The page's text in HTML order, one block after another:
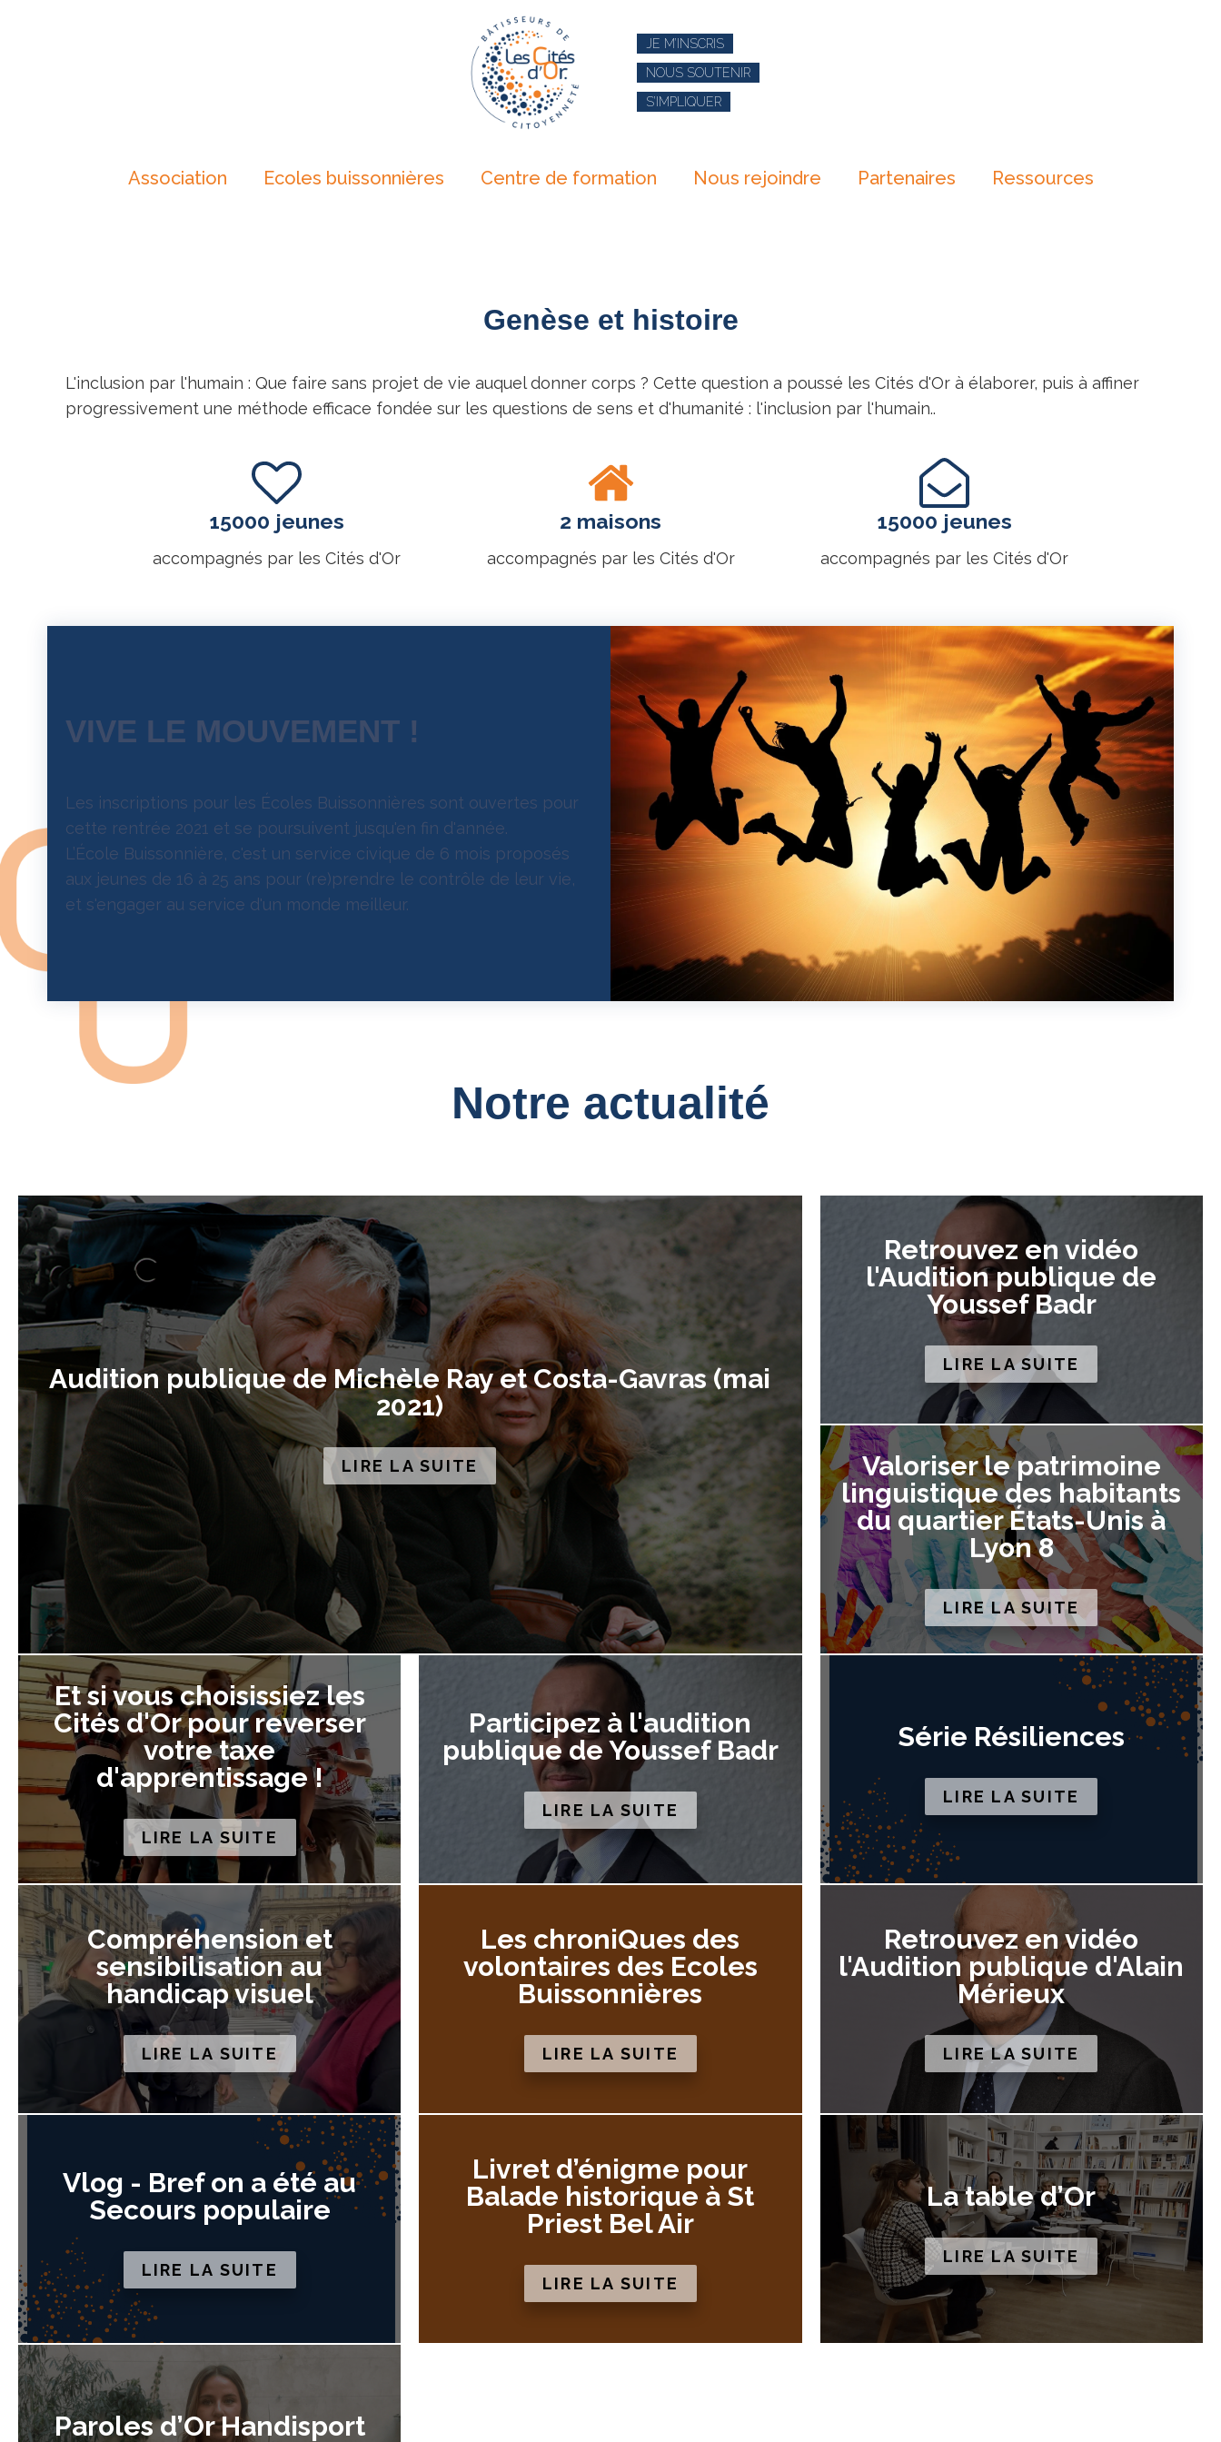
JE M’INSCRIS
NOUS SOUTENIR
S’IMPLIQUER
Association Ecoles buissonnières Centre de formation Nous rejoindre Partenaires Ressources
Genèse et histoire
L'inclusion par l'humain : Que faire sans projet de vie auquel donner corps ? Cette question a poussé les Cités d'Or à élaborer, puis à affiner
progressivement une méthode efficace fondée sur les questions de sens et d'humanité : l'inclusion par l'humain..
15000 jeunes
accompagnés par les Cités d'Or
2 maisons
accompagnés par les Cités d'Or
15000 jeunes
accompagnés par les Cités d'Or
VIVE LE MOUVEMENT !
Les inscriptions pour les Écoles Buissonnières sont ouvertes pour
cette rentrée 2021 et se poursuivent jusqu'en fin d'année.
L’École Buissonnière, c'est un service civique de 6 mois proposés
aux jeunes de 16 à 25 ans pour (re)prendre le contrôle de leur vie,
et s'engager au service d'un monde meilleur.
Notre actualité
Audition publique de Michèle Ray et Costa-Gavras (mai
2021)
LIRE LA SUITE
Retrouvez en vidéo
l'Audition publique de
Youssef Badr
LIRE LA SUITE
Valoriser le patrimoine
linguistique des habitants
du quartier États-Unis à
Lyon 8
LIRE LA SUITE
Et si vous choisissiez les
Cités d'Or pour reverser
votre taxe
d'apprentissage !
LIRE LA SUITE
Participez à l'audition
publique de Youssef Badr
LIRE LA SUITE
Série Résiliences
LIRE LA SUITE
Compréhension et
sensibilisation au
handicap visuel
LIRE LA SUITE
Les chroniQues des
volontaires des Ecoles
Buissonnières
LIRE LA SUITE
Retrouvez en vidéo
l'Audition publique d'Alain
Mérieux
LIRE LA SUITE
Vlog - Bref on a été au
Secours populaire
LIRE LA SUITE
Livret d’énigme pour
Balade historique à St
Priest Bel Air
LIRE LA SUITE
La table d’Or
LIRE LA SUITE
Paroles d’Or Handisport